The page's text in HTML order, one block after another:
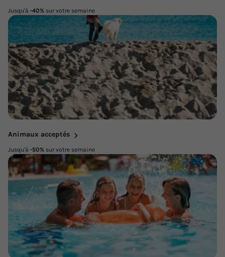
Jusqu'à -40% sur votre semaine
Animaux acceptés
Jusqu'à -50% sur votre semaine